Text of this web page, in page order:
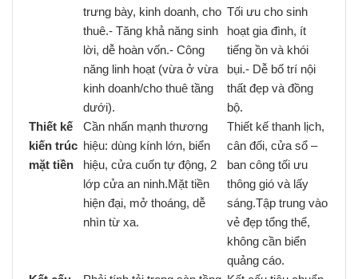
trưng bày, kinh doanh, cho
thuê.- Tăng khả năng sinh
lời, dễ hoàn vốn.- Công
năng linh hoạt (vừa ở vừa
kinh doanh/cho thuê tầng
dưới).
Tối ưu cho sinh
hoạt gia đình, ít
tiếng ồn và khói
bụi.- Dễ bố trí nội
thất đẹp và đồng
bộ.
Thiết kế
kiến trúc
mặt tiền
Cần nhấn mạnh thương
hiệu: dùng kính lớn, biển
hiệu, cửa cuốn tự động, 2
lớp cửa an ninh.Mặt tiền
hiện đại, mở thoáng, dễ
nhìn từ xa.
Thiết kế thanh lịch,
cân đối, cửa sổ –
ban công tối ưu
thông gió và lấy
sáng.Tập trung vào
vẻ đẹp tổng thể,
không cần biển
quảng cáo.